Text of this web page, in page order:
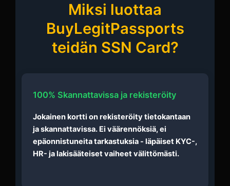
Miksi luottaa
BuyLegitPassports
teidän SSN Card?
100% Skannattavissa ja rekisteröity
Jokainen kortti on rekisteröity tietokantaan
ja skannattavissa. Ei väärennöksiä, ei
epäonnistuneita tarkastuksia - läpäiset KYC-,
HR- ja lakisääteiset vaiheet välittömästi.